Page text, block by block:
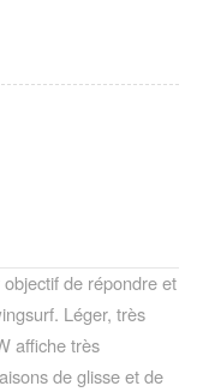
de répondre et
Léger, très
affiche très
de glisse et de